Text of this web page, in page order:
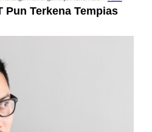
Pun Terkena Tempias